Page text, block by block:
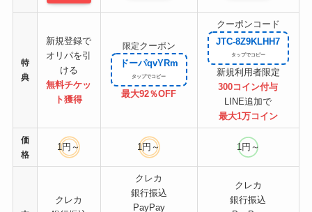
特
典
新規登録で
オリパを引
ける
無料チケッ
ト獲得
限定クーポン
ドーパqvYRm
最大92％OFF
クーポンコード
JTC-8Z9KLHH7
新規利用者限定
300コイン付与
LINE追加で
最大1万コイン
価
格
1円～ 1円～ 1円～
クレカ
クレカ
銀行振込
PayPay
クレカ
銀行振込